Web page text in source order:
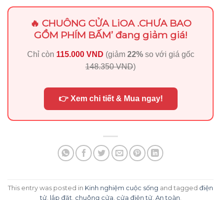
🔥 CHUÔNG CỬA LiOA .CHƯA BAO
GỒM PHÍM BẤM’ đang giảm giá!
Chỉ còn 115.000 VND (giảm 22%so với giá gốc
148.350 VND)
👉 Xem chi tiết & Mua ngay!
This entry was posted in Kinh nghiệm cuộc sống and tagged điện
tử, lắp đặt chuông cửa cửa điện tử, An toàn